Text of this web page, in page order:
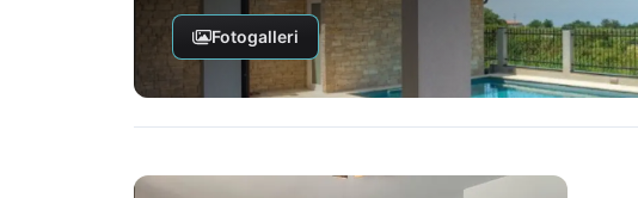
Fotogalleri